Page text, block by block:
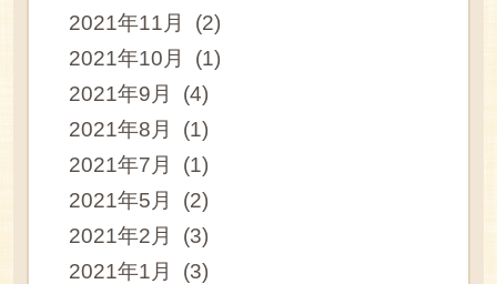
2021年11月 (2)
2021年10月 (1)
2021年9月 (4)
2021年8月 (1)
2021年7月 (1)
2021年5月 (2)
2021年2月 (3)
2021年1月 (3)